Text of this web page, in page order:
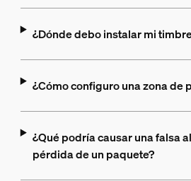
¿Dónde debo instalar mi
¿Cómo configuro una zona de
¿Qué podría causar una falsa
pérdida de un paquete?